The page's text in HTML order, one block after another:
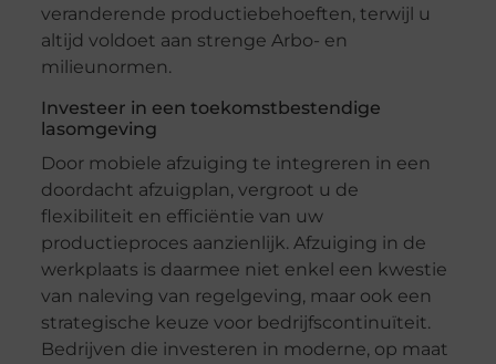
veranderende productiebehoeften, terwijl u
altijd voldoet aan strenge Arbo- en
milieunormen.
Investeer in een toekomstbestendige
lasomgeving
Door mobiele afzuiging te integreren in een
doordacht afzuigplan, vergroot u de
flexibiliteit en efficiëntie van uw
productieproces aanzienlijk. Afzuiging in de
werkplaats is daarmee niet enkel een kwestie
van naleving van regelgeving, maar ook een
strategische keuze voor bedrijfscontinuïteit.
Bedrijven die investeren in moderne, op maat